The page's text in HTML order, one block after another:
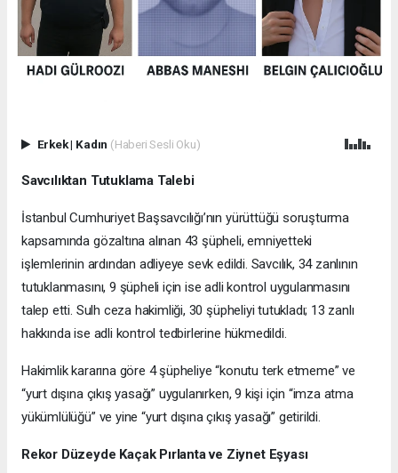
Erkek| Kadın (Haberi Sesli Oku)
Savcılıktan Tutuklama Talebi
İstanbul Cumhuriyet Başsavcılığı’nın yürüttüğü soruşturma
kapsamında gözaltına alınan 43 şüpheli, emniyetteki
işlemlerinin ardından adliyeye sevk edildi. Savcılık, 34 zanlının
tutuklanmasını, 9 şüpheli için ise adli kontrol uygulanmasını
talep etti. Sulh ceza hakimliği, 30 şüpheliyi tutukladı; 13 zanlı
hakkında ise adli kontrol tedbirlerine hükmedildi.
Hakimlik kararına göre 4 şüpheliye “konutu terk etmeme” ve
“yurt dışına çıkış yasağı” uygulanırken, 9 kişi için “imza atma
yükümlülüğü” ve yine “yurt dışına çıkış yasağı” getirildi.
Rekor Düzeyde Kaçak Pırlanta ve Ziynet Eşyası